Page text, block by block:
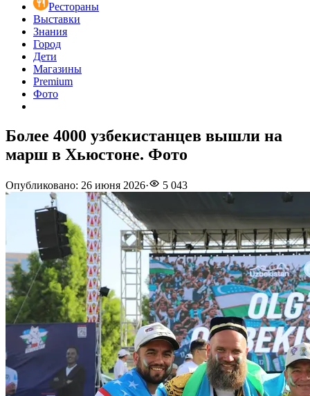
Рестораны
Выставки
Знания
Город
Дети
Магазины
Premium
Фото
Более 4000 узбекистанцев вышли на
марш в Хьюстоне. Фото
Опубликовано: 26 июня 2026· 5 043